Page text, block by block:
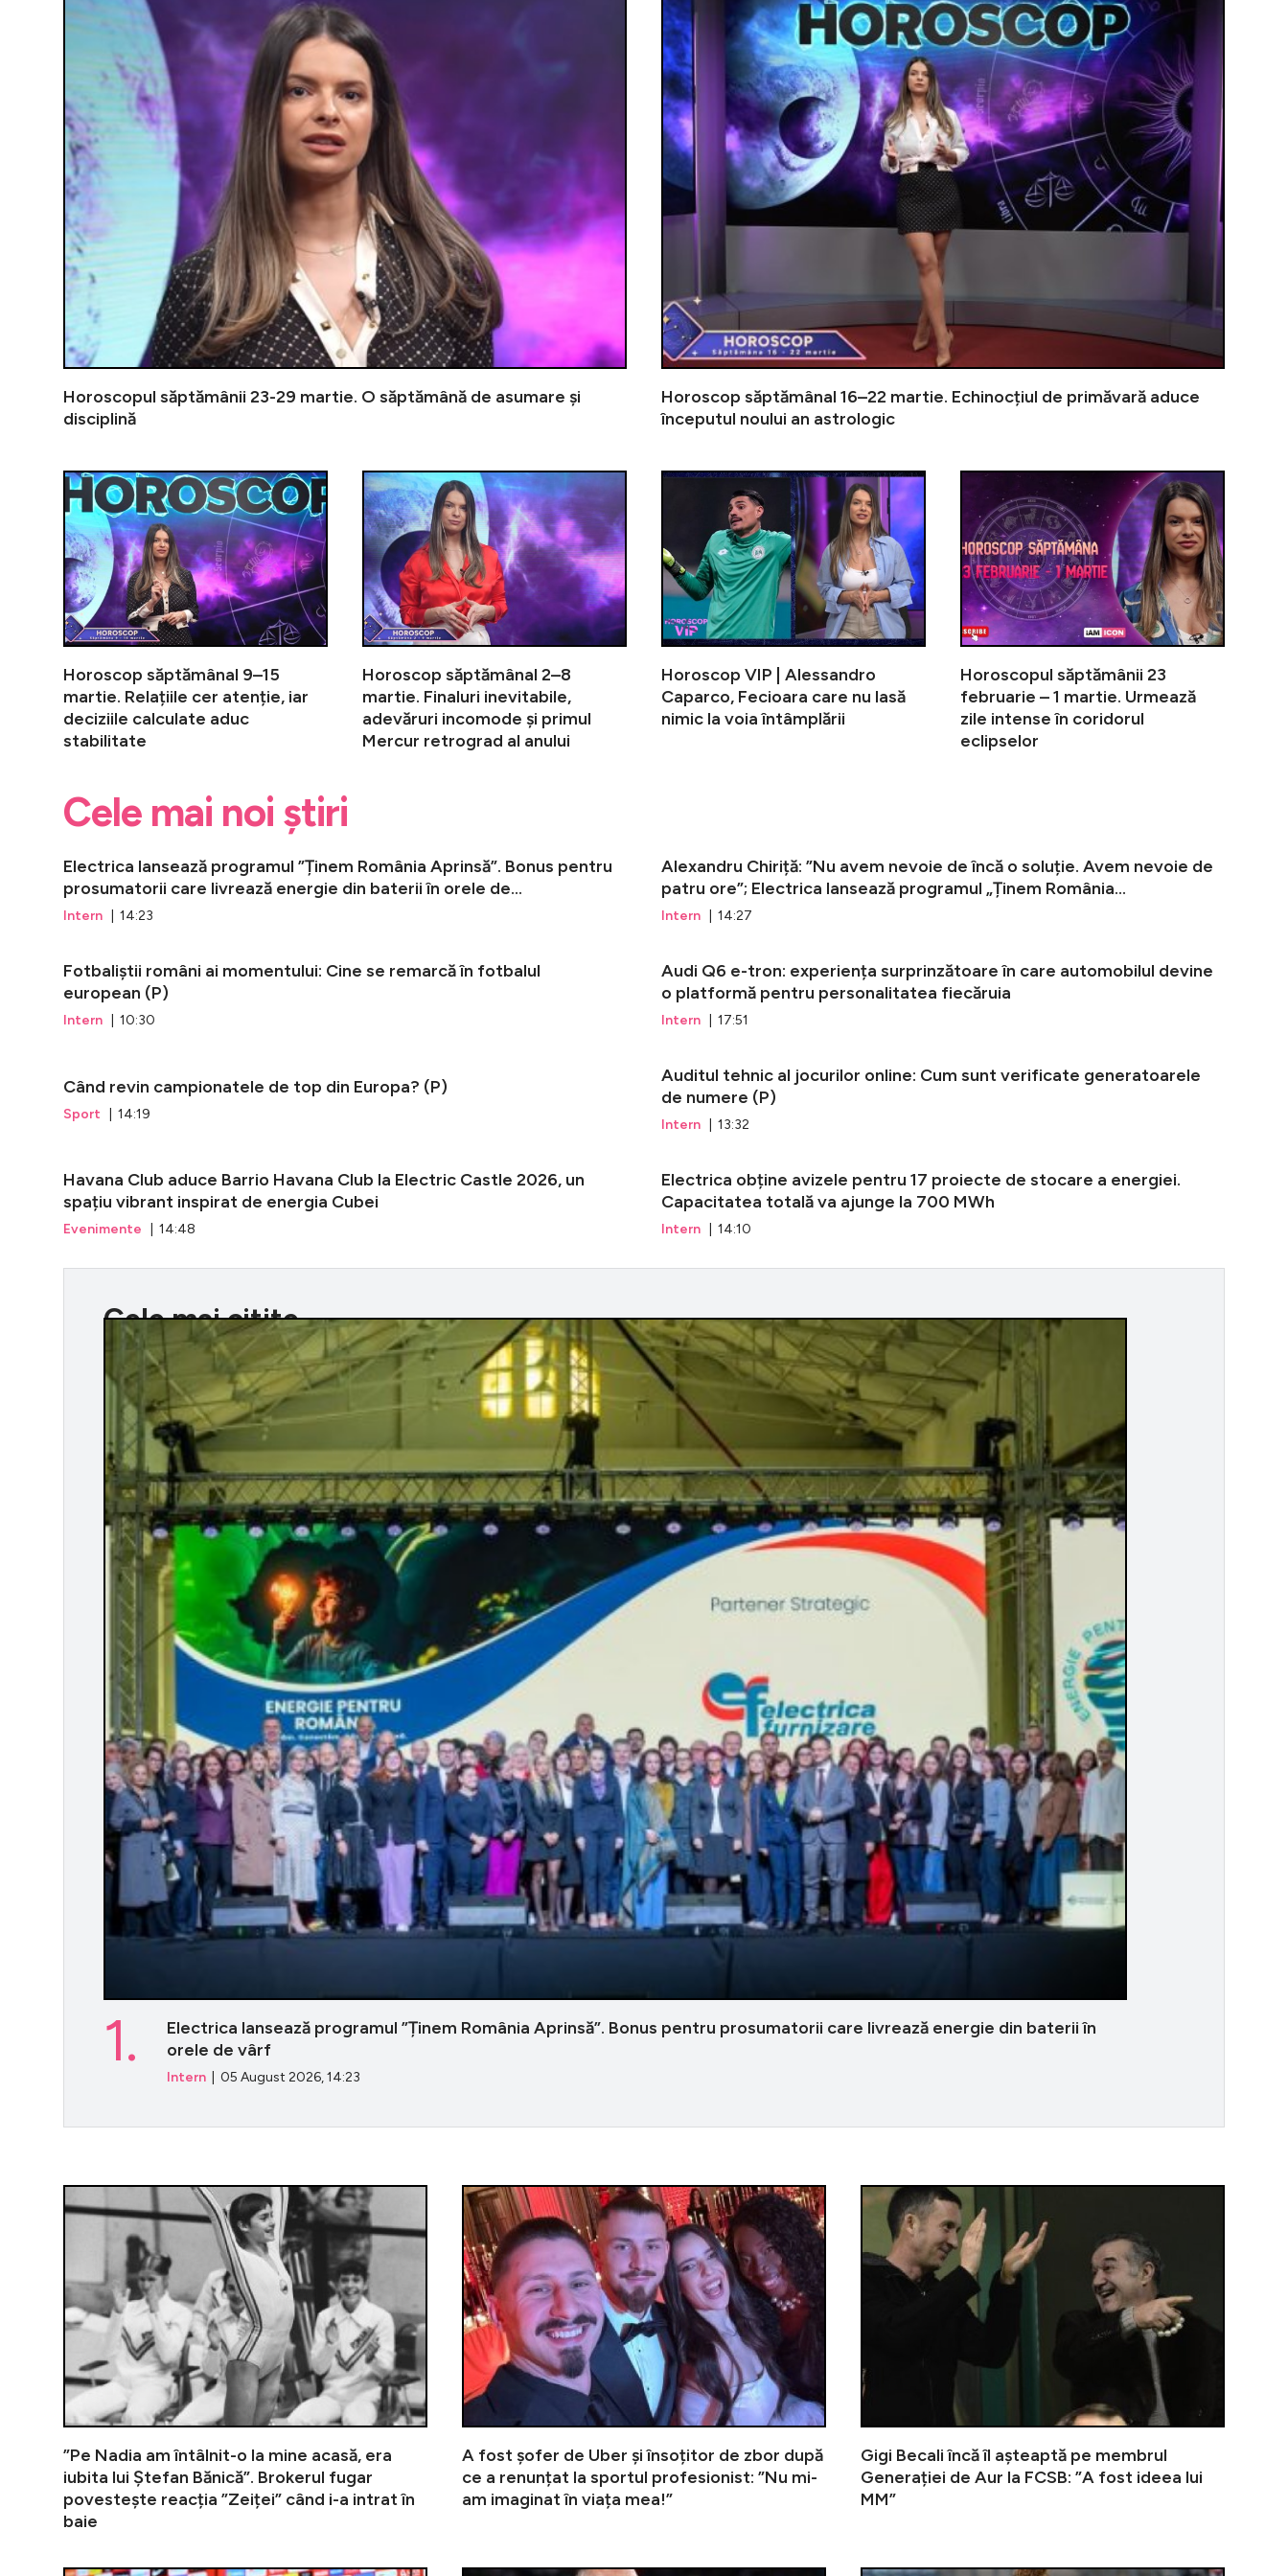
Horoscopul săptămânii 23-29 martie. O săptămână de asumare și
disciplină
Horoscop săptămânal 16–22 martie. Echinocțiul de primăvară aduce
începutul noului an astrologic
Horoscop săptămânal 9–15
martie. Relațiile cer atenție, iar
deciziile calculate aduc
stabilitate
Horoscop săptămânal 9–15 martie. Relațiile cer atenție, iar deciziile calculate aduc
Horoscop săptămânal 2–8
martie. Finaluri inevitabile,
adevăruri incomode și primul
Mercur retrograd al anului
Horoscop săptămânal 2–8 martie. Finaluri
Horoscop VIP | Alessandro
Caparco, Fecioara care nu lasă
nimic la voia întâmplării
Horoscop
Horoscopul săptămânii 23
februarie – 1 martie. Urmează
zile intense în coridorul
eclipselor
Cele mai noi știri
Electrica lansează programul ”Ținem România Aprinsă”. Bonus pentru
prosumatorii care livrează energie din baterii în orele de...
Intern | 14:23
Electrica
Alexandru Chiriță: ”Nu avem nevoie de încă o soluție. Avem nevoie de
patru ore”; Electrica lansează programul „Ținem România...
Intern | 14:27
Fotbaliștii români ai momentului: Cine se remarcă în fotbalul
european (P)
Intern | 10:30
Fotbaliștii
Audi Q6 e-tron: experiența surprinzătoare în care automobilul devine
o platformă pentru personalitatea fiecăruia
Intern | 17:51
Când revin campionatele de top din Europa? (P)
Sport | 14:19
Când revin
Auditul tehnic al jocurilor online: Cum sunt verificate generatoarele
de numere (P)
Intern | 13:32
Havana Club aduce Barrio Havana Club la Electric Castle 2026, un
spațiu vibrant inspirat de energia Cubei
Evenimente | 14:48
Electrica obține avizele pentru 17 proiecte de stocare a energiei.
Capacitatea totală va ajunge la 700 MWh
Intern | 14:10
Cele mai citite
Electrica lansează programul ”Ținem România Aprinsă”. Bonus pentru prosumatorii care livrează energie din baterii în
orele de vârf
Intern | 05 August 2026, 14:23
1.
”Pe Nadia am întâlnit-o la mine acasă, era
iubita lui Ștefan Bănică”. Brokerul fugar
povestește reacția ”Zeiței” când i-a intrat în
baie
”Pe Nadia am întâlnit-o la mine acasă, era iubita lui Ștefan
A fost șofer de Uber și însoțitor de zbor după
ce a renunțat la sportul profesionist: ”Nu mi-
am imaginat în viața mea!”
Gigi Becali încă îl așteaptă pe membrul
Generației de Aur la FCSB: ”A fost ideea lui
MM”